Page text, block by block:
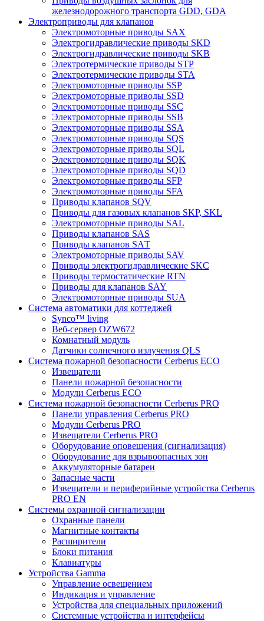
железнодорожного транспорта GDD, GDA
Электроприводы для клапанов
Электромоторные приводы SAX
Электрогидравлические приводы SKD
Электрогидравлические приводы SKB
Электротермические приводы STP
Электротермические приводы STA
Электромоторные приводы SSP
Электромоторные приводы SSD
Электромоторные приводы SSC
Электромоторные приводы SSB
Электромоторные приводы SSA
Электромоторные приводы SQS
Электромоторные приводы SQL
Электромоторные приводы SQK
Электромоторные приводы SQD
Электромоторные приводы SFP
Электромоторные приводы SFA
Приводы клапанов SQV
Приводы для газовых клапанов SKP, SKL
Электромоторные приводы SAL
Приводы клапанов SAS
Приводы клапанов SAТ
Электромоторные приводы SAV
Приводы электрогидравлические SKC
Приводы термостатические RTN
Приводы для клапанов SAY
Электромоторные приводы SUA
Система автоматики для коттеджей
Synco™ living
Веб-сервер OZW672
Комнатный модуль
Датчики солнечного излучения QLS
Система пожарной безопасности Cerberus ECO
Извещатели
Панели пожарной безопасности
Модули Cerberus ECO
Система пожарной безопасности Cerberus PRO
Панели управления Cerberus PRO
Модули Cerberus PRO
Извещатели Cerberus PRO
Оборудование оповещения (сигнализация)
Оборудование для взрывоопасных зон
Аккумуляторные батареи
Запасные части
Извещатели и периферийные устройства Cerberus
PRO EN
Системы охранной сигнализации
Охранные панели
Магнитные контакты
Расширители
Блоки питания
Клавиатуры
Устройства Gamma
Управление освещением
Индикация и управление
Устройства для специальных приложений
Системные устройства и интерфейсы